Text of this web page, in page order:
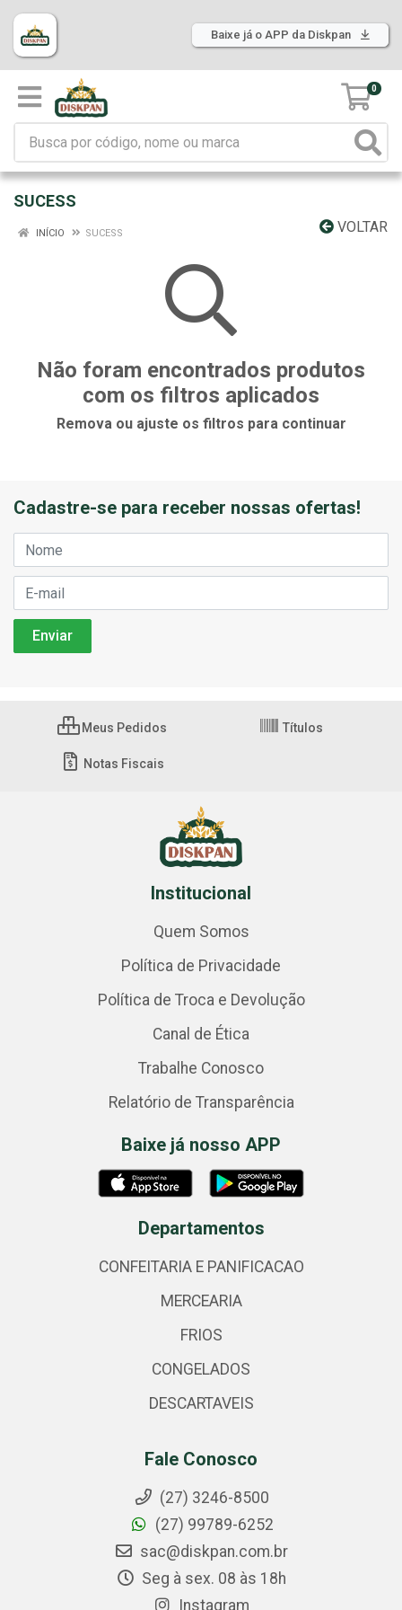
Baixe já o APP da Diskpan
0
SUCESS
VOLTAR
INÍCIO SUCESS
Não foram encontrados produtos
com os filtros aplicados
Remova ou ajuste os filtros para continuar
Cadastre-se para receber nossas ofertas!
Meus Pedidos Títulos
Notas Fiscais
Institucional
Quem Somos
Política de Privacidade
Política de Troca e Devolução
Canal de Ética
Trabalhe Conosco
Relatório de Transparência
Baixe já nosso APP
Departamentos
CONFEITARIA E PANIFICACAO
MERCEARIA
FRIOS
CONGELADOS
DESCARTAVEIS
Fale Conosco
(27) 3246-8500
(27) 99789-6252
sac@diskpan.com.br
Seg à sex. 08 às 18h
Instagram